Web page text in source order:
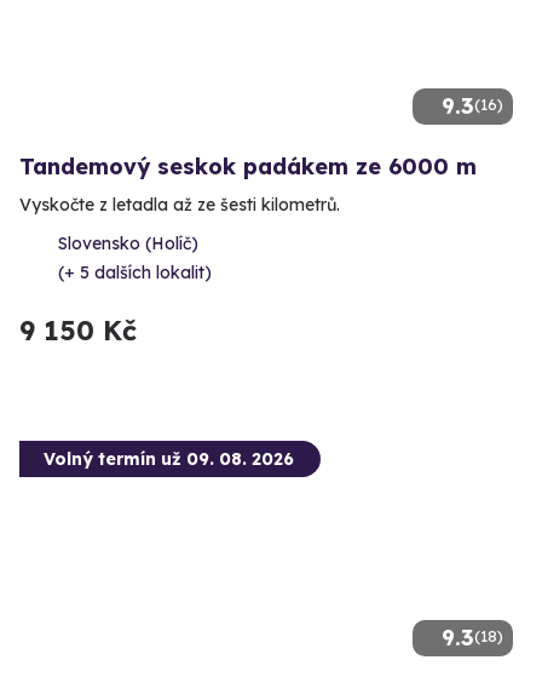
9.3(16)
Tandemový seskok padákem ze 6000 m
Vyskočte z letadla až ze šesti kilometrů.
Slovensko (Holíč)
(+ 5 dalších lokalit)
9 150 Kč
9.3(18)
Volný termín už 09. 08. 2026